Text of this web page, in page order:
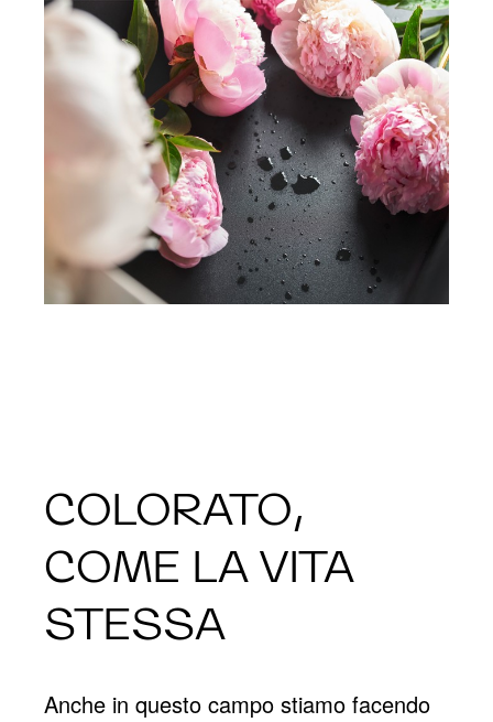
COLORATO,
COME LA VITA
STESSA
Anche in questo campo stiamo facendo